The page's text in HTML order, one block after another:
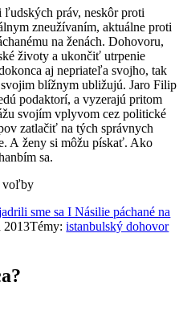
práv, neskôr proti
zneužívaním, aktuálne proti
na ženách. Dohovoru,
životy a ukončiť utrpenie
aj nepriateľa svojho, tak
blížnym ubližujú. Jaro Filip
podaktorí, a vyzerajú pritom
svojím vplyvom cez politické
zatlačiť na tých správnych
A ženy si môžu pískať. Ako
sa.
voľby
sme sa I Násilie páchané na
2013Témy:istanbulský dohovor